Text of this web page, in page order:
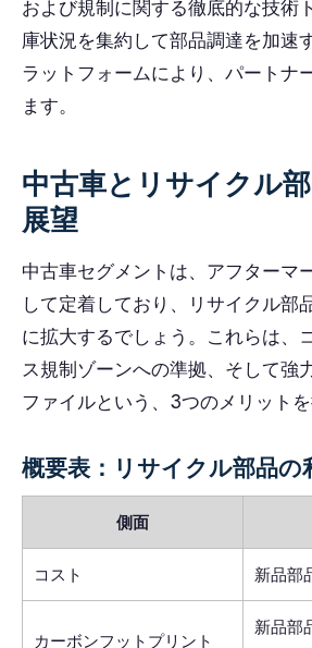
および規制に関する徹底的な技術
庫状況を集約して部品調達を加速
ラットフォームにより、パートナ
ます。
中古車とリサイクル
展望
中古車セグメントは、アフターマ
して定着しており、リサイクル部
に拡大するでしょう。これらは、
ス規制ゾーンへの準拠、そして強
ファイルという、3つのメリットを
概要表：リサイクル部品の
側面
コスト 新品部
カーボンフットプリント
新品部